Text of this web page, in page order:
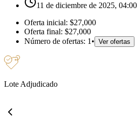
11 de diciembre de 2025, 04:00
Oferta inicial: $27,000
Oferta final: $27,000
Número de ofertas: 1 • Ver ofertas
Lote Adjudicado